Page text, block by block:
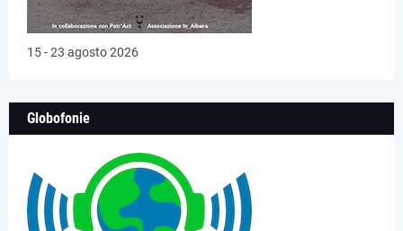
15 - 23 agosto 2026
Globofonie